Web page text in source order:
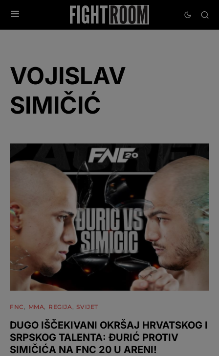
VOJISLAV
SIMIČIĆ
FNC MMA REGIJA SVIJET
DUGO IŠČEKIVANI OKRŠAJ HRVATSKOG I
SRPSKOG TALENTA: ĐURIĆ PROTIV
SIMIČIĆA NA FNC 20 U ARENI!